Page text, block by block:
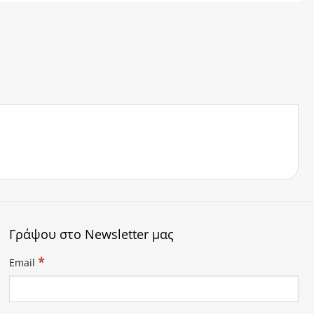
Γράψου στο Newsletter μας
Email *